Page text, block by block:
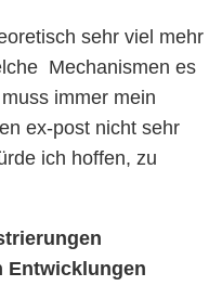
sehr viel mehr
Mechanismen es
immer mein
ex-post nicht sehr
ich hoffen, zu
Entwicklungen